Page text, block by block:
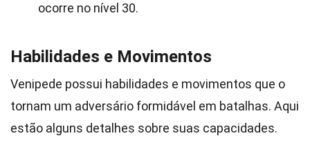
ocorre no nível 30.
Habilidades e Movimentos
Venipede possui habilidades e movimentos que o
tornam um adversário formidável em batalhas. Aqui
estão alguns detalhes sobre suas capacidades.